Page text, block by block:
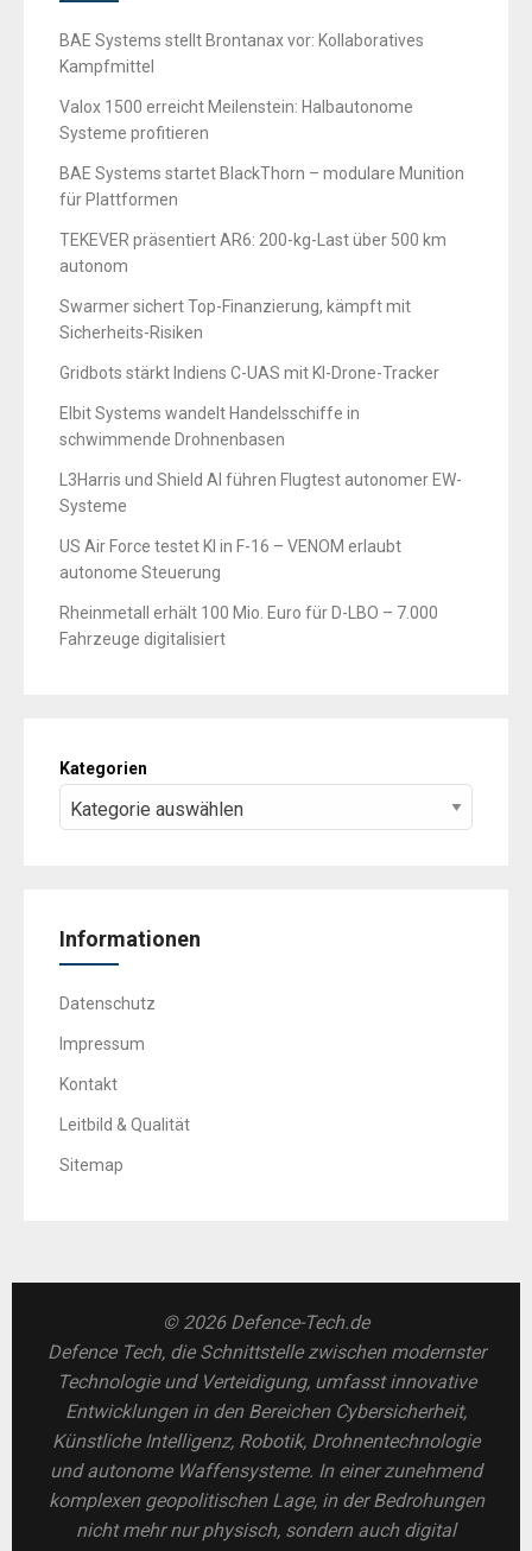
BAE Systems stellt Brontanax vor: Kollaboratives
Kampfmittel
Valox 1500 erreicht Meilenstein: Halbautonome
Systeme profitieren
BAE Systems startet BlackThorn – modulare Munition
für Plattformen
TEKEVER präsentiert AR6: 200-kg-Last über 500 km
autonom
Swarmer sichert Top-Finanzierung, kämpft mit
Sicherheits-Risiken
Gridbots stärkt Indiens C-UAS mit KI-Drone-Tracker
Elbit Systems wandelt Handelsschiffe in
schwimmende Drohnenbasen
L3Harris und Shield AI führen Flugtest autonomer EW-
Systeme
US Air Force testet KI in F-16 – VENOM erlaubt
autonome Steuerung
Rheinmetall erhält 100 Mio. Euro für D-LBO – 7.000
Fahrzeuge digitalisiert
Kategorien
Informationen
Datenschutz
Impressum
Kontakt
Leitbild & Qualität
Sitemap
© 2026 Defence-Tech.de
Defence Tech, die Schnittstelle zwischen modernster
Technologie und Verteidigung, umfasst innovative
Entwicklungen in den Bereichen Cybersicherheit,
Künstliche Intelligenz, Robotik, Drohnentechnologie
und autonome Waffensysteme. In einer zunehmend
komplexen geopolitischen Lage, in der Bedrohungen
nicht mehr nur physisch, sondern auch digital